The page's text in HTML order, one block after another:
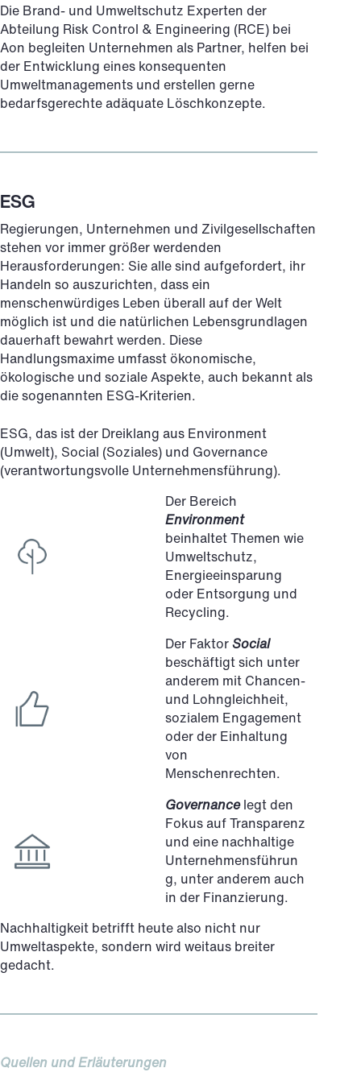
Die Brand- und Umweltschutz Experten der
Abteilung Risk Control & Engineering (RCE) bei
Aon begleiten Unternehmen als Partner, helfen bei
der Entwicklung eines konsequenten
Umweltmanagements und erstellen gerne
bedarfsgerechte adäquate Löschkonzepte.
ESG
Regierungen, Unternehmen und Zivilgesellschaften
stehen vor immer größer werdenden
Herausforderungen: Sie alle sind aufgefordert, ihr
Handeln so auszurichten, dass ein
menschenwürdiges Leben überall auf der Welt
möglich ist und die natürlichen Lebensgrundlagen
dauerhaft bewahrt werden. Diese
Handlungsmaxime umfasst ökonomische,
ökologische und soziale Aspekte, auch bekannt als
die sogenannten ESG-Kriterien.
ESG, das ist der Dreiklang aus Environment
(Umwelt), Social (Soziales) und Governance
(verantwortungsvolle Unternehmensführung).
Der Bereich
Environment
beinhaltet Themen wie
Umweltschutz,
Energieeinsparung
oder Entsorgung und
Recycling.
Der FaktorSocial
beschäftigt sich unter
anderem mit Chancen-
und Lohngleichheit,
sozialem Engagement
oder der Einhaltung
von
Menschenrechten.
Governancelegt den
Fokus auf Transparenz
und eine nachhaltige
Unternehmensführun
g, unter anderem auch
in der Finanzierung.
Nachhaltigkeit betrifft heute also nicht nur
Umweltaspekte, sondern wird weitaus breiter
gedacht.
Quellen und Erläuterungen